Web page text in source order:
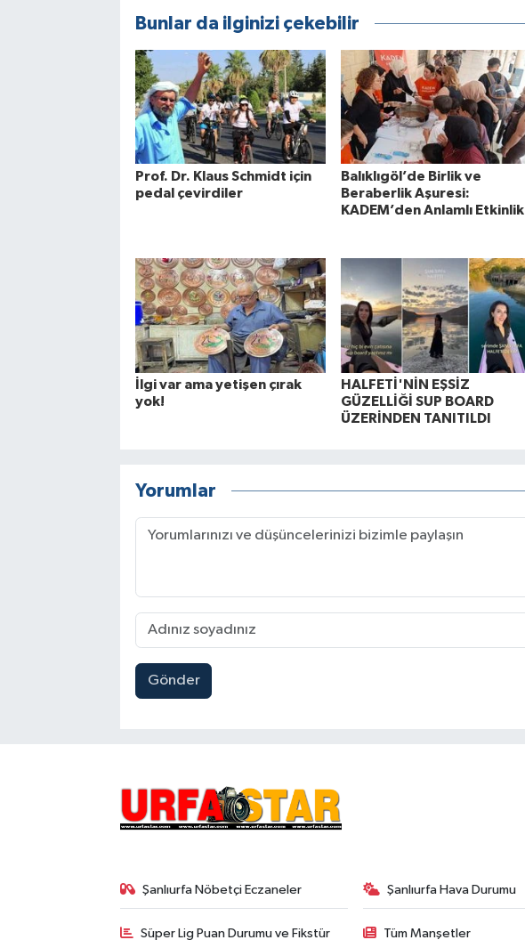
Bunlar da ilginizi çekebilir
Prof. Dr. Klaus Schmidt için
pedal çevirdiler
Balıklıgöl’de Birlik ve
Beraberlik Aşuresi:
KADEM’den Anlamlı Etkinlik
İlgi var ama yetişen çırak
yok!
HALFETİ'NİN EŞSİZ
GÜZELLİĞİ SUP BOARD
ÜZERİNDEN TANITILDI
Yorumlar
Gönder
Şanlıurfa Nöbetçi Eczaneler Şanlıurfa Hava Durumu
Süper Lig Puan Durumu ve Fikstür Tüm Manşetler